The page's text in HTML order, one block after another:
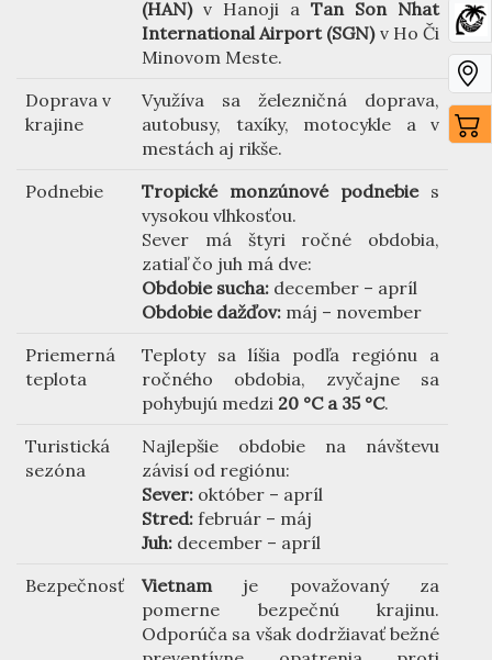
(HAN)v Hanoji a Tan Son Nhat
International Airport (SGN)v Ho Či
Minovom Meste.
Doprava v
krajine
Využíva sa železničná doprava,
autobusy, taxíky, motocykle a v
mestách aj rikše.
Podnebie
Tropické monzúnové podnebies
vysokou vlhkosťou.
Sever má štyri ročné obdobia,
zatiaľ čo juh má dve:
Obdobie sucha: december – apríl
Obdobie dažďov: máj – november
Priemerná
teplota
Teploty sa líšia podľa regiónu a
ročného obdobia, zvyčajne sa
pohybujú medzi 20 °C a 35 °C.
Turistická
sezóna
Najlepšie obdobie na návštevu
závisí od regiónu:
Sever: október – apríl
Stred: február – máj
Juh: december – apríl
Bezpečnosť
Vietnam je považovaný za
pomerne bezpečnú krajinu.
Odporúča sa však dodržiavať bežné